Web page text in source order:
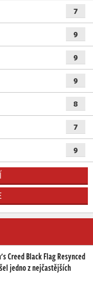
7
9
9
9
8
7
9
Creed Black Flag Resynced
jedno z nejčastějších